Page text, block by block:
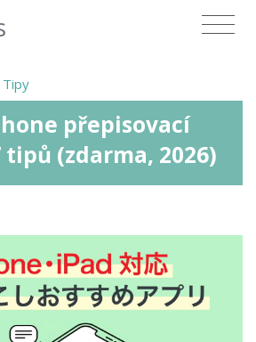
Tipy
přepisovací
(zdarma, 2026)